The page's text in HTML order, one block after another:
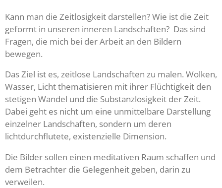
Kann man die Zeitlosigkeit darstellen? Wie ist die Zeit
geformt in unseren inneren Landschaften? Das sind
Fragen, die mich bei der Arbeit an den Bildern
bewegen.
Das Ziel ist es, zeitlose Landschaften zu malen. Wolken,
Wasser, Licht thematisieren mit ihrer Flüchtigkeit den
stetigen Wandel und die Substanzlosigkeit der Zeit.
Dabei geht es nicht um eine unmittelbare Darstellung
einzelner Landschaften, sondern um deren
lichtdurchflutete, existenzielle Dimension.
Die Bilder sollen einen meditativen Raum schaffen und
dem Betrachter die Gelegenheit geben, darin zu
verweilen.